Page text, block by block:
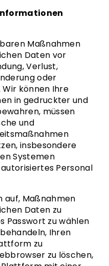
Maßnahmen
Daten vor
Verlust,
oder
können Ihre
in gedruckter und
müssen
und
insbesondere
Systemen
Personal
auf, Maßnahmen
Daten zu
Passwort zu wählen
Ihren
zu
zu löschen,